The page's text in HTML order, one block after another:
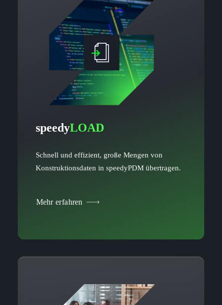
speedyLOAD
Schnell und effizient, große Mengen von
Konstruktionsdaten in speedyPDM übertragen.
Mehr erfahren